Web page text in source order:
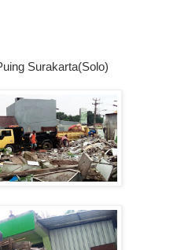
Surakarta(Solo)